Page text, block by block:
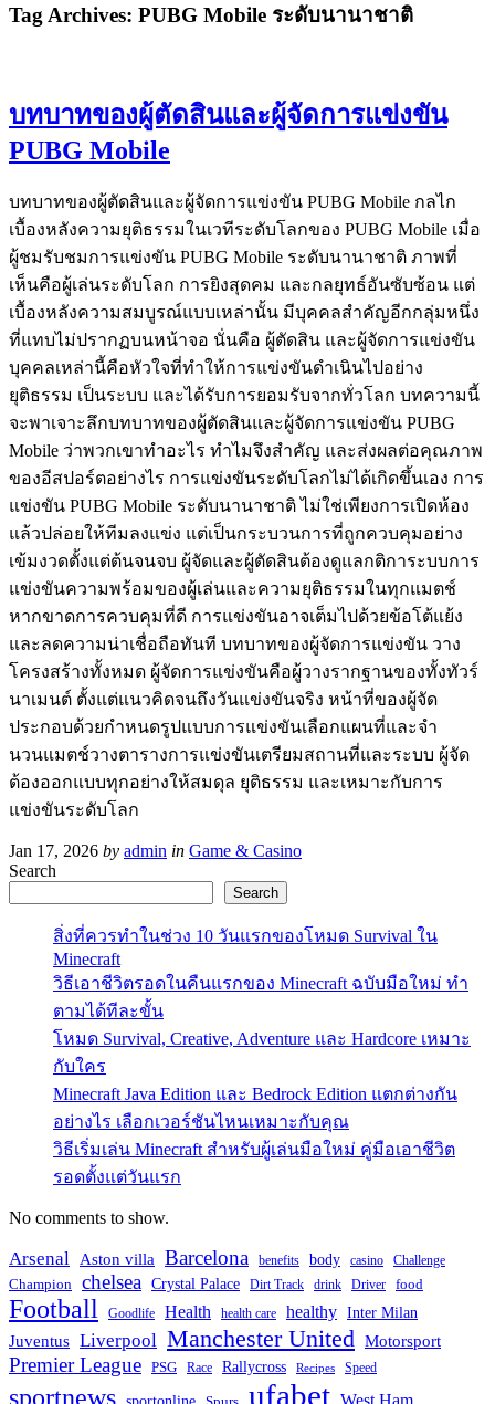
Tag Archives: PUBG Mobile ระดับนานาชาติ
บทบาทของผู้ตัดสินและผู้จัดการแข่งขัน
PUBG Mobile
บทบาทของผู้ตัดสินและผู้จัดการแข่งขัน PUBG Mobile กลไก
เบื้องหลังความยุติธรรมในเวทีระดับโลกของ PUBG Mobile เมื่อ
ผู้ชมรับชมการแข่งขัน PUBG Mobile ระดับนานาชาติ ภาพที่
เห็นคือผู้เล่นระดับโลก การยิงสุดคม และกลยุทธ์อันซับซ้อน แต่
เบื้องหลังความสมบูรณ์แบบเหล่านั้น มีบุคคลสำคัญอีกกลุ่มหนึ่ง
ที่แทบไม่ปรากฏบนหน้าจอ นั่นคือ ผู้ตัดสิน และผู้จัดการแข่งขัน
บุคคลเหล่านี้คือหัวใจที่ทำให้การแข่งขันดำเนินไปอย่าง
ยุติธรรม เป็นระบบ และได้รับการยอมรับจากทั่วโลก บทความนี้
จะพาเจาะลึกบทบาทของผู้ตัดสินและผู้จัดการแข่งขัน PUBG
Mobile ว่าพวกเขาทำอะไร ทำไมจึงสำคัญ และส่งผลต่อคุณภาพ
ของอีสปอร์ตอย่างไร การแข่งขันระดับโลกไม่ได้เกิดขึ้นเอง การ
แข่งขัน PUBG Mobile ระดับนานาชาติ ไม่ใช่เพียงการเปิดห้อง
แล้วปล่อยให้ทีมลงแข่ง แต่เป็นกระบวนการที่ถูกควบคุมอย่าง
เข้มงวดตั้งแต่ต้นจนจบ ผู้จัดและผู้ตัดสินต้องดูแลกติการะบบการ
แข่งขันความพร้อมของผู้เล่นและความยุติธรรมในทุกแมตช์
หากขาดการควบคุมที่ดี การแข่งขันอาจเต็มไปด้วยข้อโต้แย้ง
และลดความน่าเชื่อถือทันที บทบาทของผู้จัดการแข่งขัน วาง
โครงสร้างทั้งหมด ผู้จัดการแข่งขันคือผู้วางรากฐานของทั้งทัวร์
นาเมนต์ ตั้งแต่แนวคิดจนถึงวันแข่งขันจริง หน้าที่ของผู้จัด
ประกอบด้วยกำหนดรูปแบบการแข่งขันเลือกแผนที่และจำ
นวนแมตช์วางตารางการแข่งขันเตรียมสถานที่และระบบ ผู้จัด
ต้องออกแบบทุกอย่างให้สมดุล ยุติธรรม และเหมาะกับการ
แข่งขันระดับโลก
Jan 17, 2026 by admin in Game & Casino
Search
Search
สิ่งที่ควรทำในช่วง 10 วันแรกของโหมด Survival ใน
Minecraft
วิธีเอาชีวิตรอดในคืนแรกของ Minecraft ฉบับมือใหม่ ทำ
ตามได้ทีละขั้น
โหมด Survival, Creative, Adventure และ Hardcore เหมาะ
กับใคร
Minecraft Java Edition และ Bedrock Edition แตกต่างกัน
อย่างไร เลือกเวอร์ชันไหนเหมาะกับคุณ
วิธีเริ่มเล่น Minecraft สำหรับผู้เล่นมือใหม่ คู่มือเอาชีวิต
รอดตั้งแต่วันแรก
No comments to show.
Arsenal Aston villa Barcelona benefits body casino Challenge
Champion chelsea Crystal Palace Dirt Track drink Driver food
Football Goodlife Health health care healthy Inter Milan
Juventus Liverpool Manchester United Motorsport
Premier League PSG Race Rallycross Recipes Speed
sportnews ufabet